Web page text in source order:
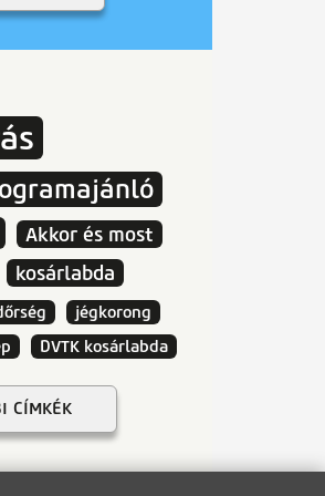
Akkor és most
kosárlabda
jégkorong
DVTK kosárlabda
CÍMKÉK